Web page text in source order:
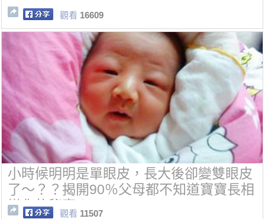
觀看 16609
小時候明明是單眼皮，長大後卻變雙眼皮
了～？？揭開90％父母都不知道寶寶長相
變化的秘密！
觀看 11507